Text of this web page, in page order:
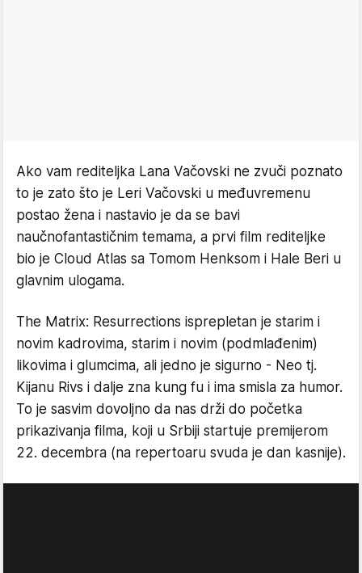
Ako vam rediteljka Lana Vačovski ne zvuči poznato
to je zato što je Leri Vačovski u međuvremenu
postao žena i nastavio je da se bavi
naučnofantastičnim temama, a prvi film rediteljke
bio je Cloud Atlas sa Tomom Henksom i Hale Beri u
glavnim ulogama.
The Matrix: Resurrections isprepletan je starim i
novim kadrovima, starim i novim (podmlađenim)
likovima i glumcima, ali jedno je sigurno - Neo tj.
Kijanu Rivs i dalje zna kung fu i ima smisla za humor.
To je sasvim dovoljno da nas drži do početka
prikazivanja filma, koji u Srbiji startuje premijerom
22. decembra (na repertoaru svuda je dan kasnije).